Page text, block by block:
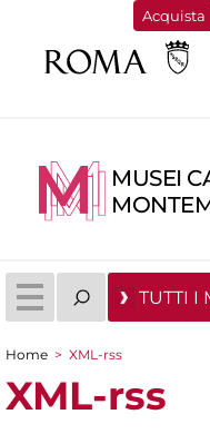
Acquista
MUSEI
TUTTI I
Tu sei qui
Home > XML-rss
XML-rss